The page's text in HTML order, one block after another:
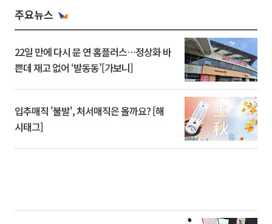
주요뉴스
22일 만에 다시 문 연 홈플러스…정상화 바
쁜데 재고 없어 ‘발동동’[가보니]
입추매직 '불발', 처서매직은 올까요? [해
시태그]